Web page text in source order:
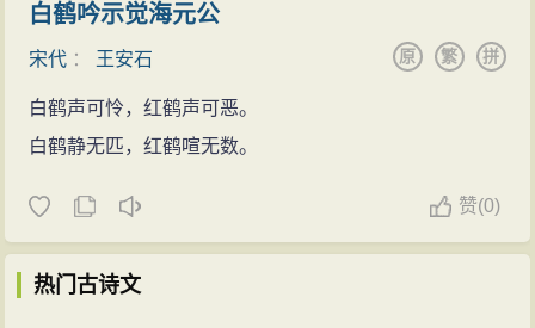
白鹤吟示觉海元公
宋代 ： 王安石 拼
繁
原
白鹤声可怜，红鹤声可恶。
白鹤静无匹，红鹤喧无数。
赞(0)
热门古诗文